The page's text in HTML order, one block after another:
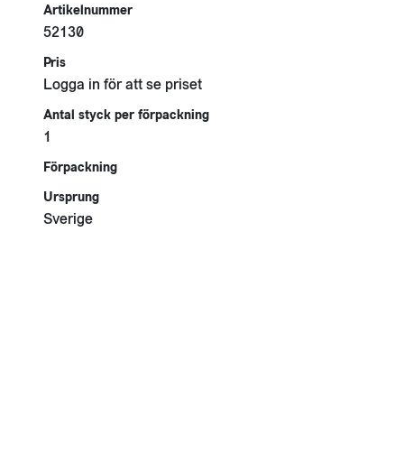
Artikelnummer
52130
Pris
Logga in för att se priset
Antal styck per förpackning
1
Förpackning
Ursprung
Sverige